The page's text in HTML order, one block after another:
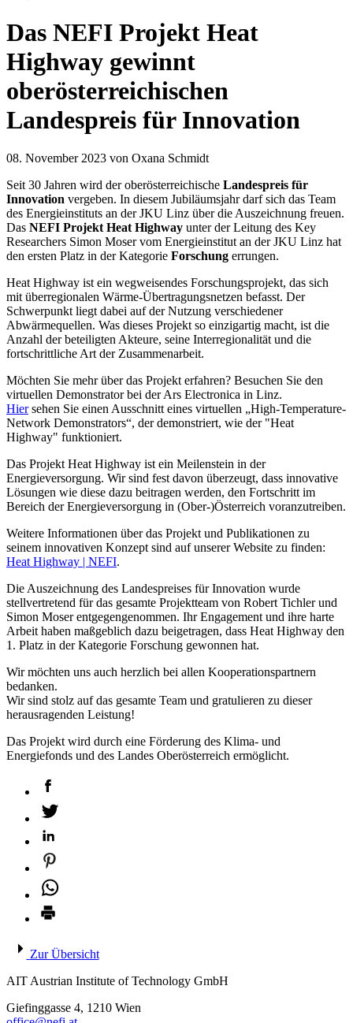
Das NEFI Projekt Heat
Highway gewinnt
oberösterreichischen
Landespreis für Innovation
08. November 2023 von Oxana Schmidt
Seit 30 Jahren wird der oberösterreichische Landespreis für
Innovation vergeben. In diesem Jubiläumsjahr darf sich das Team
des Energieinstituts an der JKU Linz über die Auszeichnung freuen.
Das NEFI Projekt Heat Highway unter der Leitung des Key
Researchers Simon Moser vom Energieinstitut an der JKU Linz hat
den ersten Platz in der Kategorie Forschung errungen.
Heat Highway ist ein wegweisendes Forschungsprojekt, das sich
mit überregionalen Wärme-Übertragungsnetzen befasst. Der
Schwerpunkt liegt dabei auf der Nutzung verschiedener
Abwärmequellen. Was dieses Projekt so einzigartig macht, ist die
Anzahl der beteiligten Akteure, seine Interregionalität und die
fortschrittliche Art der Zusammenarbeit.
Möchten Sie mehr über das Projekt erfahren? Besuchen Sie den
virtuellen Demonstrator bei der Ars Electronica in Linz.
Hiersehen Sie einen Ausschnitt eines virtuellen „High-Temperature-
Network Demonstrators“, der demonstriert, wie der "Heat
Highway" funktioniert.
Das Projekt Heat Highway ist ein Meilenstein in der
Energieversorgung. Wir sind fest davon überzeugt, dass innovative
Lösungen wie diese dazu beitragen werden, den Fortschritt im
Bereich der Energieversorgung in (Ober-)Österreich voranzutreiben.
Weitere Informationen über das Projekt und Publikationen zu
seinem innovativen Konzept sind auf unserer Website zu finden:
Heat Highway | NEFI.
Die Auszeichnung des Landespreises für Innovation wurde
stellvertretend für das gesamte Projektteam von Robert Tichler und
Simon Moser entgegengenommen. Ihr Engagement und ihre harte
Arbeit haben maßgeblich dazu beigetragen, dass Heat Highway den
1. Platz in der Kategorie Forschung gewonnen hat.
Wir möchten uns auch herzlich bei allen Kooperationspartnern
bedanken.
Wir sind stolz auf das gesamte Team und gratulieren zu dieser
herausragenden Leistung!
Das Projekt wird durch eine Förderung des Klima- und
Energiefonds und des Landes Oberösterreich ermöglicht.
Zur Übersicht
AIT Austrian Institute of Technology GmbH
Giefinggasse 4, 1210 Wien